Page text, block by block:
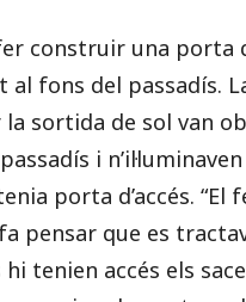
construir una porta
fons del passadís.
sortida de sol van
i
porta d’accés. “El
pensar que es
tenien accés els